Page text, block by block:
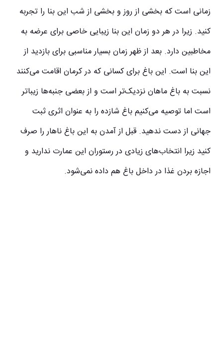
زمانی است که بخشی از روز و بخشی از شب این بنا را تجربه
کنید. زیرا در هر دو زمان این بنا زیبایی خاصی برای عرضه به
مخاطبین دارد. بعد از ظهر زمان بسیار مناسبی برای بازدید از
این بنا است. این باغ برای کسانی که در کرمان اقامت می‌کنند
نسبت به باغ ماهان نزدیک‌تر است و از بعضی جنبه‌ها زیباتر
است اما توصیه می‌کنیم باغ شازده را به عنوان اثری ثبت
جهانی از دست ندهید. قبل از آمدن به این باغ ناهار را صرف
کنید زیرا انتخاب‌های زیادی در رستوران این عمارت ندارید و
اجازه بردن غذا در داخل باغ هم داده نمی‌شود.